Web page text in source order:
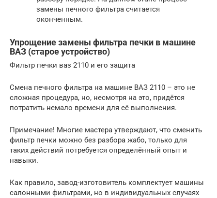
замены печного фильтра считается
оконченным.
Упрощение замены фильтра печки в машине
ВАЗ (старое устройство)
Фильтр печки ваз 2110 и его защита
Смена печного фильтра на машине ВАЗ 2110 – это не
сложная процедура, но, несмотря на это, придётся
потратить немало времени для её выполнения.
Примечание! Многие мастера утверждают, что сменить
фильтр печки можно без разбора жабо, только для
таких действий потребуется определённый опыт и
навыки.
Как правило, завод-изготовитель комплектует машины
салонными фильтрами, но в индивидуальных случаях